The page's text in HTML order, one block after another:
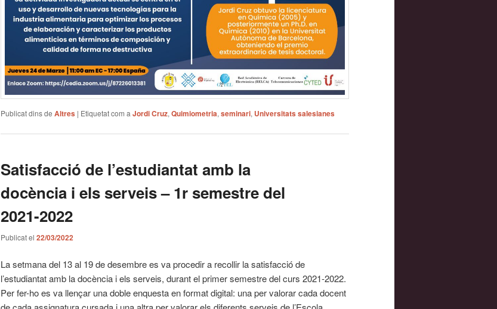
Publicat dins de Altres | Etiquetat com aJordi Cruz,Quimiometria,seminari, Universitats salesianes
Satisfacció de l’estudiantat amb la
docència i els serveis – 1r semestre del
2021-2022
Publicat el 22/03/2022
La setmana del 13 al 19 de desembre es va procedir a recollir la satisfacció de
l’estudiantat amb la docència i els serveis, durant el primer semestre del curs 2021-2022.
Per fer-ho es va llençar una doble enquesta en format digital: una per valorar cada docent